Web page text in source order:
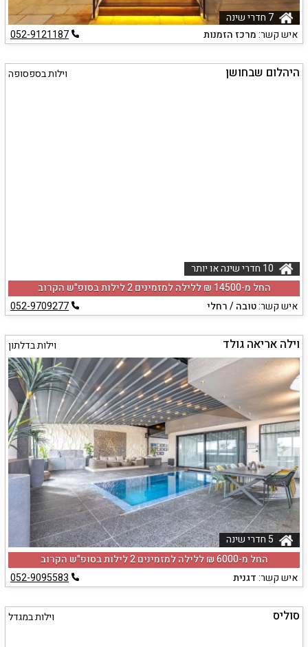
איש קשר:מרכז הזמנות 052-9121187
היהלום שבחושן וילות בספסופה
החל מ-‏14500 ₪ ללילה למזמינים 2 לילות בסופ"ש הקרוב
איש קשר:טובה / רחלי 052-9709277
וילה אריאה גולד וילות בדלתון
החל מ-‏6000 ₪ ללילה למזמינים 2 לילות בסופ"ש הקרוב
איש קשר:דגנית 052-9095583
סוליס וילות במגדל